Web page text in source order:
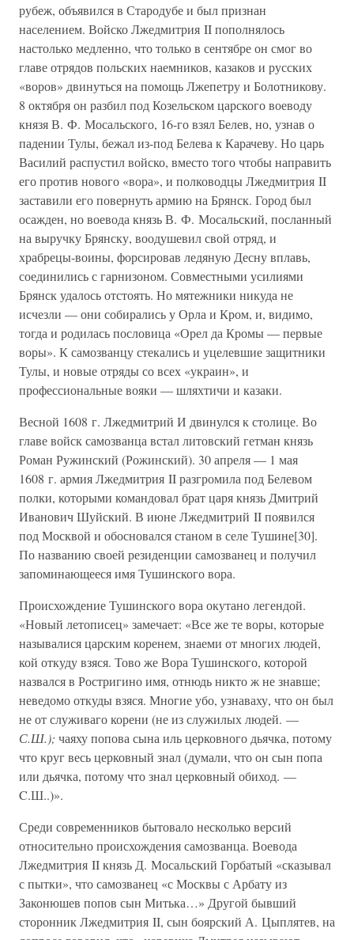
рубеж, объявился в Стародубе и был признан
населением. Войско Лжедмитрия II пополнялось
настолько медленно, что только в сентябре он смог во
главе отрядов польских наемников, казаков и русских
«воров» двинуться на помощь Лжепетру и Болотникову.
8 октября он разбил под Козельском царского воеводу
князя В. Ф. Мосальского, 16-го взял Белев, но, узнав о
падении Тулы, бежал из-под Белева к Карачеву. Но царь
Василий распустил войско, вместо того чтобы направить
его против нового «вора», и полководцы Лжедмитрия II
заставили его повернуть армию на Брянск. Город был
осажден, но воевода князь В. Ф. Мосальский, посланный
на выручку Брянску, воодушевил свой отряд, и
храбрецы-воины, форсировав ледяную Десну вплавь,
соединились с гарнизоном. Совместными усилиями
Брянск удалось отстоять. Но мятежники никуда не
исчезли — они собирались у Орла и Кром, и, видимо,
тогда и родилась пословица «Орел да Кромы — первые
воры». К самозванцу стекались и уцелевшие защитники
Тулы, и новые отряды со всех «украин», и
профессиональные вояки — шляхтичи и казаки.
Весной 1608 г. Лжедмитрий И двинулся к столице. Во
главе войск самозванца встал литовский гетман князь
Роман Ружинский (Рожинский). 30 апреля — 1 мая
1608 г. армия Лжедмитрия II разгромила под Белевом
полки, которыми командовал брат царя князь Дмитрий
Иванович Шуйский. В июне Лжедмитрий II появился
под Москвой и обосновался станом в селе Тушине[30].
По названию своей резиденции самозванец и получил
запоминающееся имя Тушинского вора.
Происхождение Тушинского вора окутано легендой.
«Новый летописец» замечает: «Все же те воры, которые
называлися царским коренем, знаеми от многих людей,
кой откуду взяся. Тово же Вора Тушинского, которой
назвался в Ростригино имя, отнюдь никто ж не знавше;
неведомо откуды взяся. Многие убо, узнаваху, что он был
не от служиваго корени (не из служилых людей. —
С.Ш.); чаяху попова сына иль церковного дьячка, потому
что круг весь церковный знал (думали, что он сын попа
или дьячка, потому что знал церковный обиход. —
C.Ш..)».
Среди современников бытовало несколько версий
относительно происхождения самозванца. Воевода
Лжедмитрия II князь Д. Мосальский Горбатый «сказывал
с пытки», что самозванец «с Москвы с Арбату из
Законюшев попов сын Митька…» Другой бывший
сторонник Лжедмитрия II, сын боярский А. Цыплятев, на